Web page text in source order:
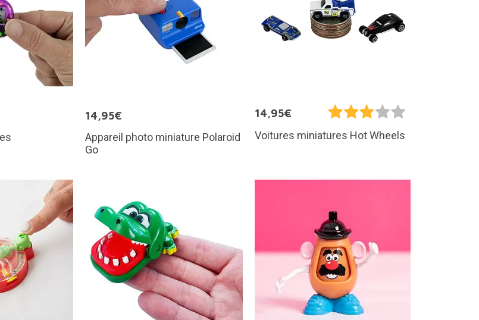
14,95€
Appareil photo miniature Polaroid
Go
14,95€
Voitures miniatures Hot Wheels